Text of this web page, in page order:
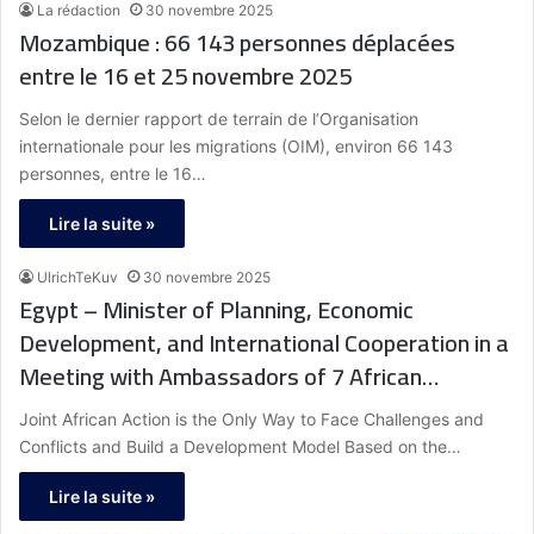
La rédaction 30 novembre 2025
Mozambique : 66 143 personnes déplacées
entre le 16 et 25 novembre 2025
Selon le dernier rapport de terrain de l’Organisation
internationale pour les migrations (OIM), environ 66 143
personnes, entre le 16…
Lire la suite »
UlrichTeKuv 30 novembre 2025
Egypt – Minister of Planning, Economic
Development, and International Cooperation in a
Meeting with Ambassadors of 7 African
Countries: His Excellency (H.E.) President Abdel
Fattah El-Sisi Regularly Emphasizes Boosting
Cooperation and Integration with the Continent’s
Countries to Create a Joint Economic Future
Joint African Action is the Only Way to Face Challenges and
Conflicts and Build a Development Model Based on the…
Lire la suite »